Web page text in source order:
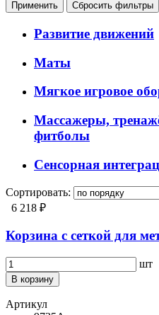
Развитие движений
Маты
Мягкое игровое
Массажеры,
фитболы
Сенсорная
Сортировать:
6 218 ₽
Корзина с сеткой для
шт
В корзину
Артикул